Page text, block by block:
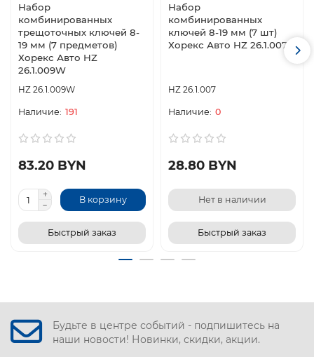
Набор
комбинированных
трещоточных ключей 8-
19 мм (7 предметов)
Хорекс Авто HZ
26.1.009W
HZ 26.1.009W
191
83.20 BYN
В корзину
Быстрый заказ
Набор
комбинированных
ключей 8-19 мм (7 шт)
Хорекс Авто HZ 26.1.007
HZ 26.1.007
0
28.80 BYN
Нет в наличии
Быстрый заказ
Будьте в центре событий - подпишитесь на
наши новости! Новинки, скидки, акции.